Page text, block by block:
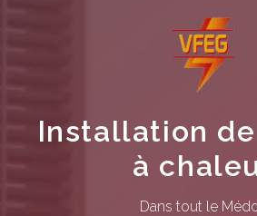
Installation
à
Dans tout le